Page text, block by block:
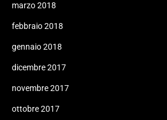
marzo 2018
febbraio 2018
gennaio 2018
dicembre 2017
novembre 2017
ottobre 2017